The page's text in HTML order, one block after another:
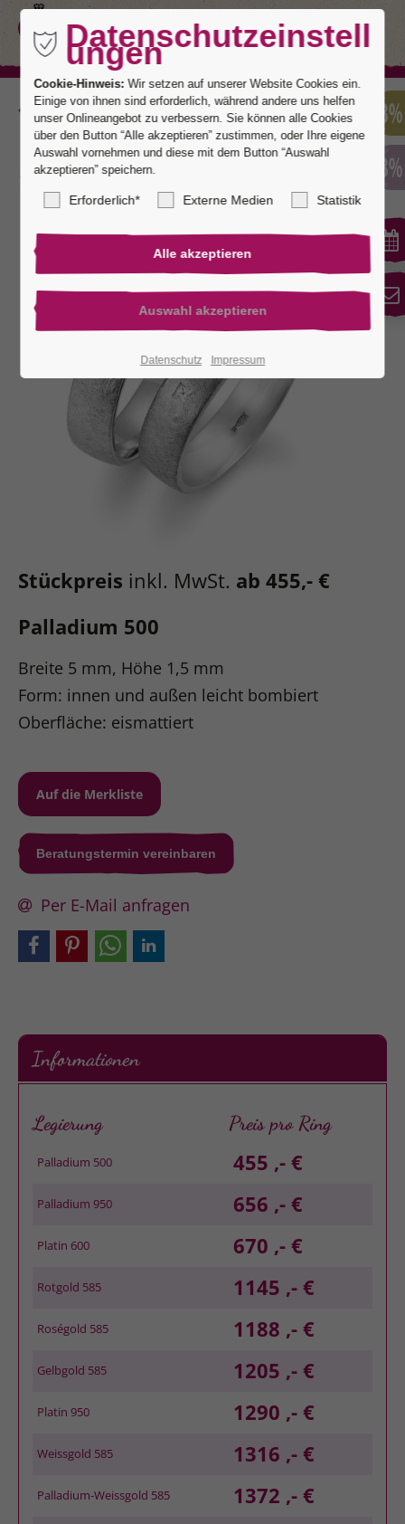
Zurück
Fingerschmeichler® 5
Stückpreis inkl. MwSt. ab 455,- €
Palladium 500
Breite 5 mm, Höhe 1,5 mm
Form: innen und außen leicht bombiert
Oberfläche: eismattiert
Beratungstermin vereinbaren
Per E-Mail anfragen
Informationen
Legierung Preis pro Ring
Palladium 500 455 ,- €
Palladium 950 656 ,- €
Platin 600 670 ,- €
Rotgold 585 1145 ,- €
Roségold 585 1188 ,- €
Gelbgold 585 1205 ,- €
Platin 950 1290 ,- €
Weissgold 585 1316 ,- €
Palladium-Weissgold 585 1372 ,- €
Datenschutzeinstell
ungen
Cookie-Hinweis: Wir setzen auf unserer Website Cookies ein.
Einige von ihnen sind erforderlich, während andere uns helfen
unser Onlineangebot zu verbessern. Sie können alle Cookies
über den Button “Alle akzeptieren” zustimmen, oder Ihre eigene
Auswahl vornehmen und diese mit dem Button “Auswahl
akzeptieren” speichern.
Erforderlich* Externe Medien Statistik
Datenschutz Impressum